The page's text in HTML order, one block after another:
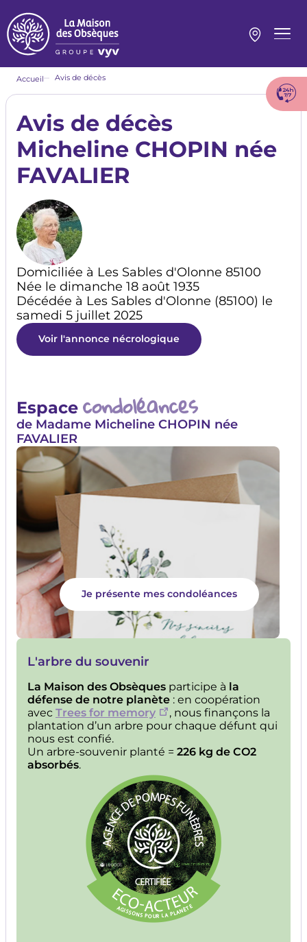
au
contenu
principal
Menu
Fil
Accueil Avis de décès
Avis de décès
Micheline CHOPIN née
FAVALIER
Domiciliée à Les Sables d'Olonne 85100
Née le dimanche 18 août 1935
Décédée à Les Sables d'Olonne (85100) le
samedi 5 juillet 2025
Voir l'annonce nécrologique
Espace condoléances
de Madame Micheline CHOPIN née
FAVALIER
Je présente mes condoléances
L'arbre du souvenir
La Maison des Obsèques participe à la
défense de notre planète : en coopération
avec Trees for memory
, nous finançons la
plantation d’un arbre pour chaque défunt qui
nous est confié.
Un arbre-souvenir planté = 226 kg de CO2
absorbés.